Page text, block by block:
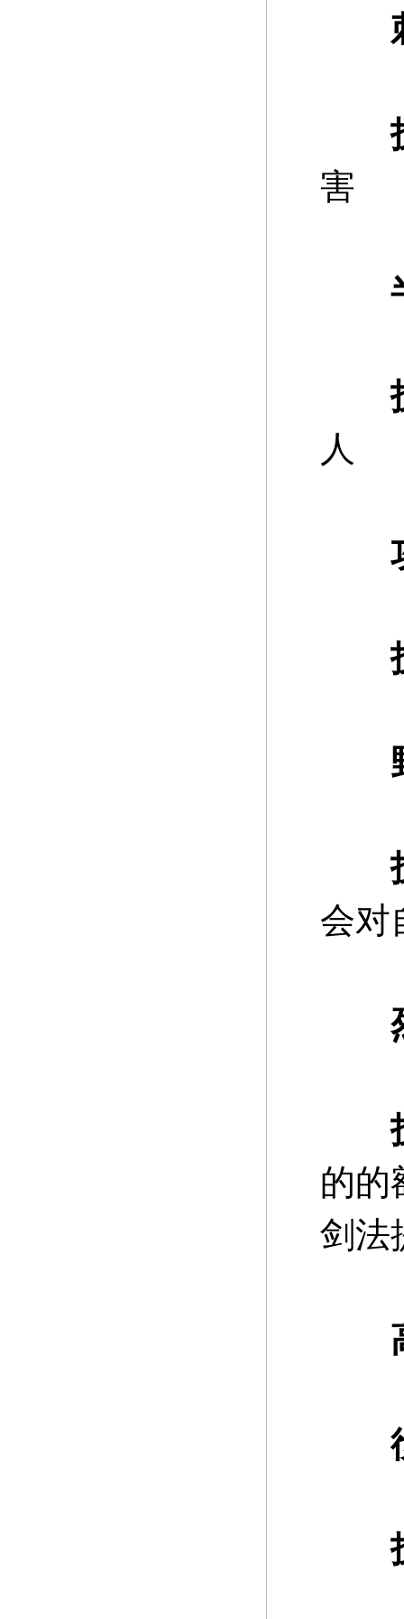
刺
害
半
人
攻
野
会对
烈
的的
剑法
高
彻